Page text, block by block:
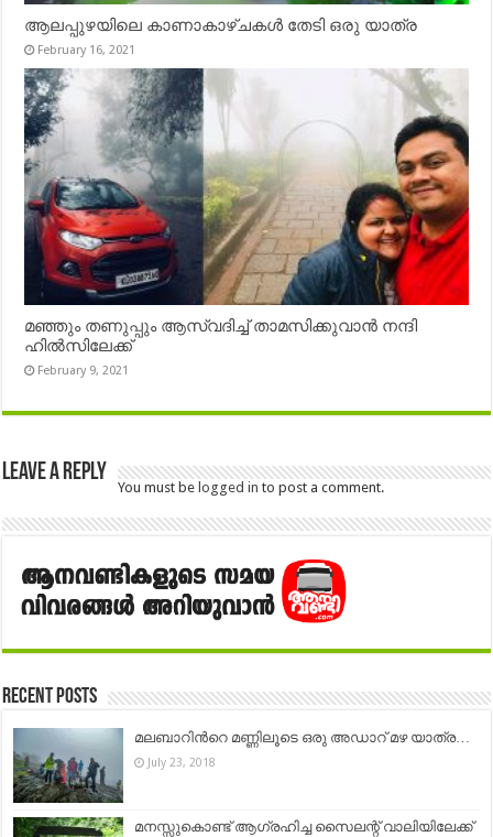
ആലപ്പുഴയിലെ കാണാകാഴ്ചകൾ തേടി ഒരു യാത്ര
February 16, 2021
മഞ്ഞും തണുപ്പും ആസ്വദിച്ച് താമസിക്കുവാൻ നന്ദി
ഹിൽസിലേക്ക്
February 9, 2021
Leave a Reply
You must belogged in to post a comment.
Recent Posts
മലബാറിന്‍റെ മണ്ണിലൂടെ ഒരു അഡാറ് മഴ യാത്ര…
July 23, 2018
മനസ്സുകൊണ്ട് ആഗ്രഹിച്ച സൈലന്റ് വാലിയിലേക്ക്